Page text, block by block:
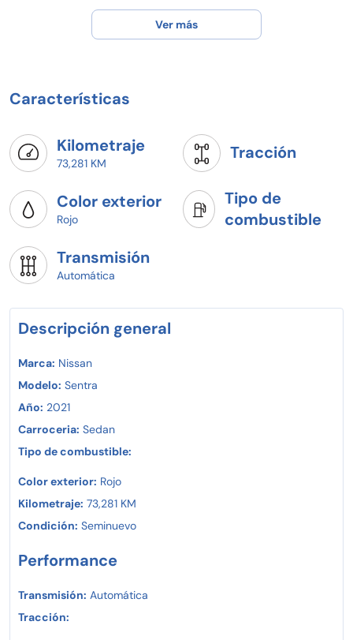
Ver más
Características
Kilometraje
73,281 KM
Tracción
Color exterior
Rojo
Tipo de
combustible
Transmisión
Automática
Descripción general
Marca: Nissan
Modelo: Sentra
Año: 2021
Carroceria: Sedan
Tipo de combustible:
Color exterior: Rojo
Kilometraje: 73,281 KM
Condición: Seminuevo
Performance
Transmisión: Automática
Tracción: